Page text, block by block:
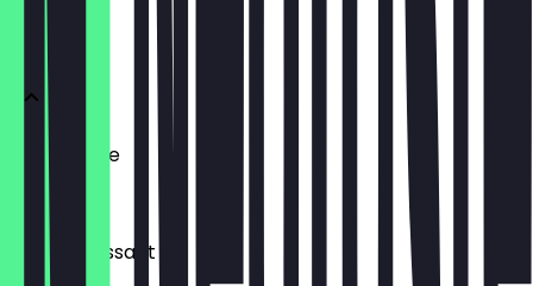
BRÖTCHEN
Ofenfrische
€ 0,54
Buttercroissant